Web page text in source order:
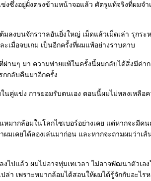
งซึ่งอยู่ฝั่งตรงข้ามหน้าจอแล้ว ศัตรูแท้จริงที่ผมจำ
ลงบนจักรวาลอันยิ่งใหญ่ เม็ดแล้วเม็ดเล่า รุกระ
เมื่อจบเกม เป็นอีกครั้งที่ผมแพ้อย่างราบคาบ
านๆ มา ความพ่ายแพ้ในครั้งนี้ผมกลับได้สิ่งมีค่า
กลับคืนมาอีกครั้ง
คู่แข่ง การยอมรับตนเอง ตอนนี้ผมไม่หลงเหลือ
มากล้อมในโลกไซเบอร์อย่างเคย แต่หากจะมีคน
มเคยได้ลองเล่นมาก่อน และหากจะถามผมว่าเส้
ไปแล้ว ผมไม่อาจทุ่มเทเวลา ไม่อาจพัฒนาตัวเอง
ล่า เพราะหมากล้อมได้สอนให้ผมได้รู้จักกับอะไร